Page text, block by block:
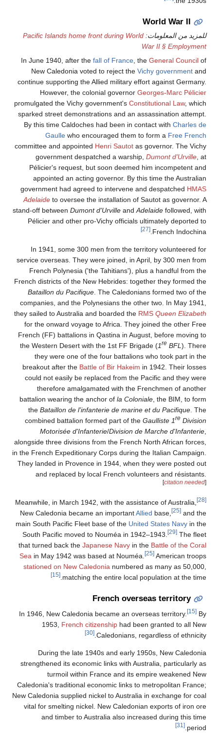
World War II
للمزيد من المعلومات:Pacific Islands home front during World
War II § Employment
In June 1940, after thefall of France , theGeneral Councilof
New Caledonia voted to reject theVichy governmentand
continue supporting the Allied military effort against Germany.
However, the colonial governorGeorges-Marc Pélicier
promulgated the Vichy government'sConstitutional Law , which
sparked street demonstrations and an assassination attempt.
By this time Caldoches had been in contact withCharles de
Gaullewho encouraged them to form aFree French
committee and appointedHenri Sautotas governor. The Vichy
government despatched a warship,Dumont d'Urville , at
Pélicier's request, but soon deemed him incompetent and
appointed an acting governor. By this time the Australian
government had agreed to intervene and despatchedHMAS
Adelaideto oversee the installation of Sautot as governor. A
stand-off betweenDumont d'UrvilleandAdelaidefollowed, with
Pélicier and other pro-Vichy officials ultimately deported to
French Indochina.
[27]
In 1941, some 300 men from the territory volunteered for
service overseas. They were joined, in April, by 300 men from
French Polynesia ('the Tahitians'), plus a handful from the
French districts of the New Hebrides: together they formed the
Bataillon du Pacifique . The Caledonians formed two of the
companies, and the Polynesians the other two. In May 1941,
they sailed to Australia and boarded theRMSQueen Elizabeth
for the onward voyage to Africa. They joined the other Free
French (FF) battalions in Qastina in August, before moving to
the Western Desert with the 1st FF Brigade (1reBFL ). There
they were one of the four battalions who took part in the
breakout after theBattle of Bir Hakeimin 1942. Their losses
could not easily be replaced from the Pacific and they were
therefore amalgamated with the Frenchmen of another
battalion wearing the anchor ofla Coloniale , the BIM, to form
theBataillon de l'infanterie de marine et du Pacifique . The
combined battalion formed part of theGaulliste 1reDivision
Motorisée d'Infanterie/Division de Marche d'Infanterie
alongside three divisions from the French North African forces,
in the French Expeditionary Corps during the Italian Campaign.
They landed in Provence in 1944, when they were posted out
and replaced by local French volunteers and résistants.
[citation needed
Meanwhile, in March 1942, with the assistance of Australia,
New Caledonia became an importantAlliedbase,
and the
main South Pacific Fleet base of theUnited States Navyin the
South Pacific moved to Nouméa in 1942–1943.
[29]The fleet
that turned back theJapanese Navyin theBattle of the Coral
Seain May 1942 was based at Nouméa. [25]American troops
stationed on New Caledonianumbered as many as 50,000,
matching the entire local population at the time.
French overseas territory
In 1946, New Caledonia became an overseas territory. [15]By
1953,French citizenshiphad been granted to all New
Caledonians, regardless of ethnicity.
[30]
During the late 1940s and early 1950s, New Caledonia
strengthened its economic links with Australia, particularly as
turmoil within France and its empire weakened New
Caledonia's traditional economic links to metropolitan France;
New Caledonia supplied nickel to Australia in exchange for coal
vital for smelting nickel. New Caledonian exports of iron ore
and timber to Australia also increased during this time
period.